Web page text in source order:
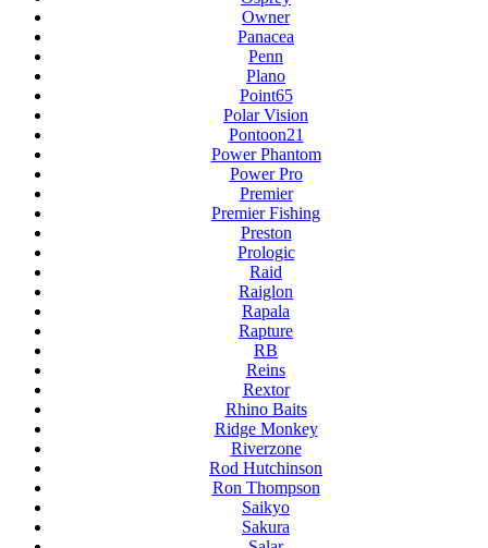
Owner
Panacea
Penn
Plano
Point65
Polar Vision
Pontoon21
Power Phantom
Power Pro
Premier
Premier Fishing
Preston
Prologic
Raid
Raiglon
Rapala
Rapture
RB
Reins
Rextor
Rhino Baits
Ridge Monkey
Riverzone
Rod Hutchinson
Ron Thompson
Saikyo
Sakura